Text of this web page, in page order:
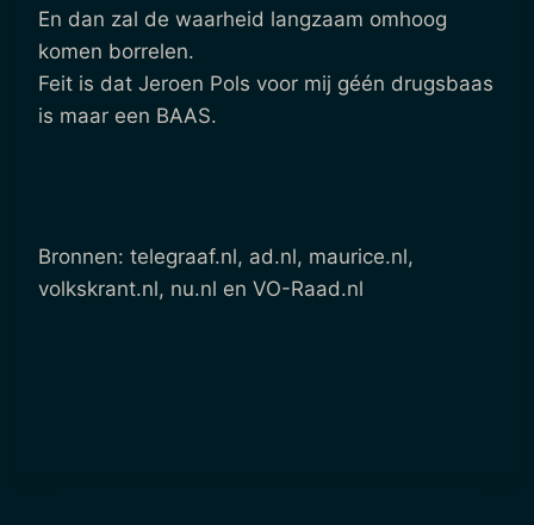
En dan zal de waarheid langzaam omhoog
komen borrelen.
Feit is dat Jeroen Pols voor mij géén drugsbaas
is maar een BAAS.
Bronnen: telegraaf.nl, ad.nl, maurice.nl,
volkskrant.nl, nu.nl en VO-Raad.nl